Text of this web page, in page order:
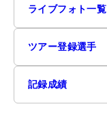
ライブフォト一覧
ツアー登録選手
記録成績